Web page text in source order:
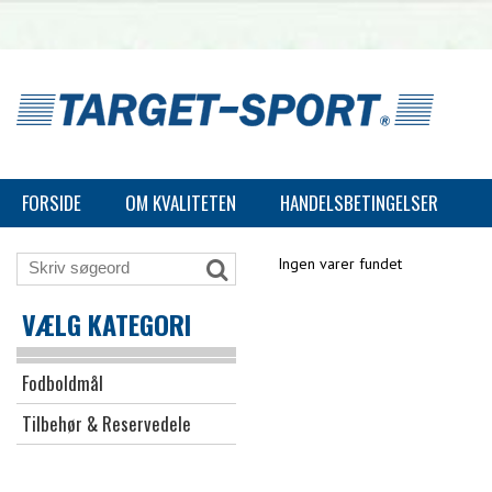
FORSIDE OM KVALITETEN HANDELSBETINGELSER
VÆLG KATEGORI
Fodboldmål
Tilbehør & Reservedele
Ingen varer fundet